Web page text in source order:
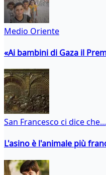
Medio Oriente
«Ai bambini di Gaza il
San Francesco ci dice che...
L'asino è l'animale più